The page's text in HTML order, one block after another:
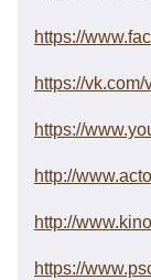
https://
https://
https://
http://
http://
https://